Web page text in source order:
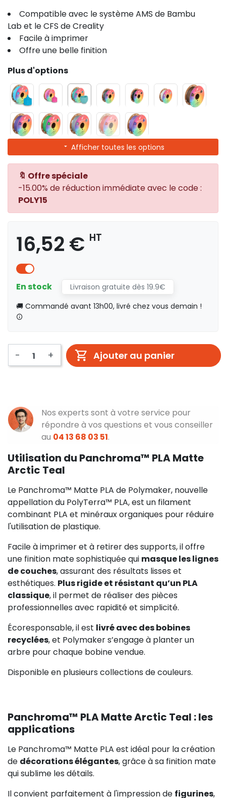
Compatible avec le système AMS de Bambu
Lab et le CFS de Creality
Facile à imprimer
Offre une belle finition
Plus d'options
Afficher toutes les options
🔖 Offre spéciale
-15.00% de réduction immédiate avec le code :
POLY15
16,52 € HT
En stock
Livraison gratuite dès 19.9€
🚚 Commandé avant 13h00, livré chez vous demain !
- + Ajouter au panier
Nos experts sont à votre service pour
répondre à vos questions et vous conseiller
au 04 13 68 03 51.
Utilisation du Panchroma™ PLA Matte
Arctic Teal
Le Panchroma™ Matte PLA de Polymaker, nouvelle
appellation du PolyTerra™ PLA, est un filament
combinant PLA et minéraux organiques pour réduire
l'utilisation de plastique.
Facile à imprimer et à retirer des supports, il offre
une finition mate sophistiquée qui masque les lignes
de couches, assurant des résultats lisses et
esthétiques. Plus rigide et résistant qu’un PLA
classique, il permet de réaliser des pièces
professionnelles avec rapidité et simplicité.
Écoresponsable, il est livré avec des bobines
recyclées, et Polymaker s’engage à planter un
arbre pour chaque bobine vendue.
Disponible en plusieurs collections de couleurs.
Panchroma™ PLA Matte Arctic Teal : les
applications
Le Panchroma™ Matte PLA est idéal pour la création
de décorations élégantes, grâce à sa finition mate
qui sublime les détails.
Il convient parfaitement à l'impression de figurines,